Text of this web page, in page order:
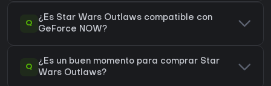
Q
¿Es Star Wars Outlaws compatible con
GeForce NOW?
Q
¿Es un buen momento para comprar Star
Wars Outlaws?